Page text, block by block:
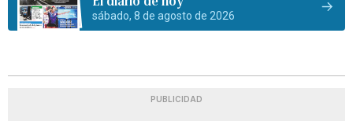
sábado, 8 de agosto de 2026
PUBLICIDAD